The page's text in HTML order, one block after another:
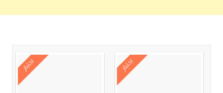
اختبار اختبار